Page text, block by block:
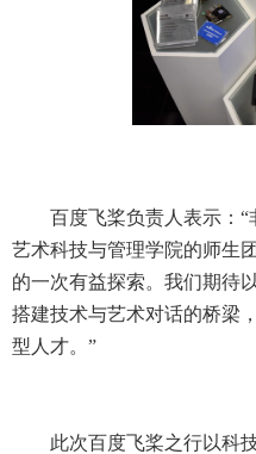
百度飞桨负责人表示：
艺术科技与管理学院的师生
的一次有益探索。我们期待
搭建技术与艺术对话的桥梁
型人才。”
此次百度飞桨之行以科